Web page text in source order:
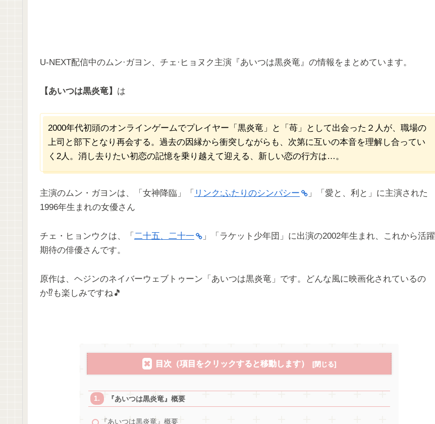
U-NEXT配信中のムン·ガヨン、チェ·ヒョヌク主演『あいつは黒炎竜』の情報をまとめています。
【あいつは黒炎竜】 は
2000年代初頭のオンラインゲームでプレイヤー「黒炎竜」と「苺」として出会った２人が、職場の
上司と部下となり再会する。過去の因縁から衝突しながらも、次第に互いの本音を理解し合ってい
く2人。消し去りたい初恋の記憶を乗り越えて迎える、新しい恋の行方は…。
主演のムン・ガヨンは、「女神降臨」「 リンク:ふたりのシンパシー
」「愛と、利と」に主演された
1996年生まれの女優さん
チェ・ヒョンウクは、「 二十五、二十一
」「ラケット少年団」に出演の2002年生まれ、これから活躍
期待の俳優さんです。
原作は、ヘジンのネイバーウェブトゥーン「あいつは黒炎竜」です。どんな風に映画化されているの
か⁉︎も楽しみですね🎵
目次（項目をクリックすると移動します）
『あいつは黒炎竜』概要
『あいつは黒炎竜』概要